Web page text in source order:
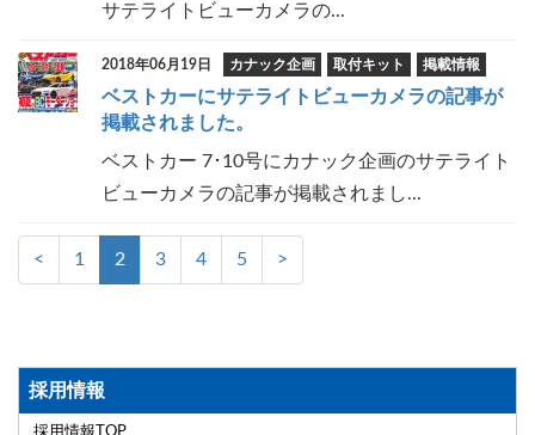
サテライトビューカメラの...
2018年06月19日 カナック企画 取付キット 掲載情報
ベストカーにサテライトビューカメラの記事が
掲載されました。
ベストカー 7･10号にカナック企画のサテライト
ビューカメラの記事が掲載されまし...
< 1 2 3 4 5 >
採用情報